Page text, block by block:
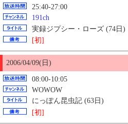
25:40-27:00
191ch
実録ジプシー・ローズ (74日)
[初]
2006/04/09(日)
08:00-10:05
WOWOW
にっぽん昆虫記 (63日)
[初]